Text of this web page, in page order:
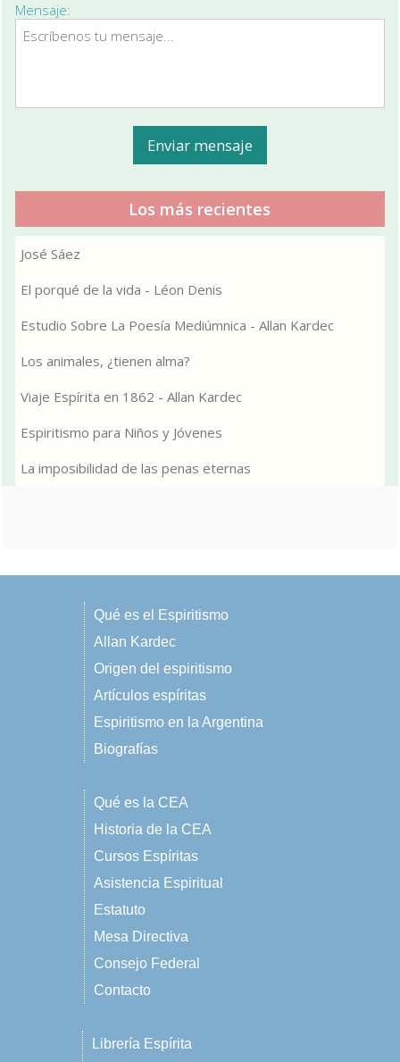
Mensaje:
Los más recientes
José Sáez
El porqué de la vida - Léon Denis
Estudio Sobre La Poesía Mediúmnica - Allan Kardec
Los animales, ¿tienen alma?
Viaje Espírita en 1862 - Allan Kardec
Espiritismo para Niños y Jóvenes
La imposibilidad de las penas eternas
Qué es el Espiritismo
Allan Kardec
Origen del espiritismo
Artículos espíritas
Espiritismo en la Argentina
Biografías
Qué es la CEA
Historia de la CEA
Cursos Espíritas
Asistencia Espiritual
Estatuto
Mesa Directiva
Consejo Federal
Contacto
Librería Espírita